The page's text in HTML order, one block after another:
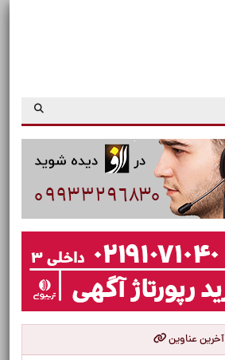
آخرین عناوین